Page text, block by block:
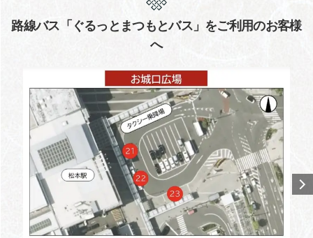
路線バス「ぐるっとまつもとバス」をご利用のお客様
へ